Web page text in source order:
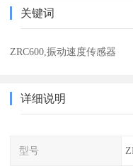
关键词
ZRC600,振动速度传感器
详细说明
型号